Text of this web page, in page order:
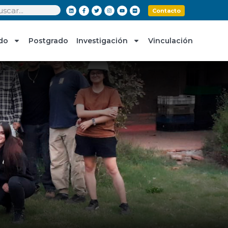
Contacto
Postgrado Investigación Vinculación